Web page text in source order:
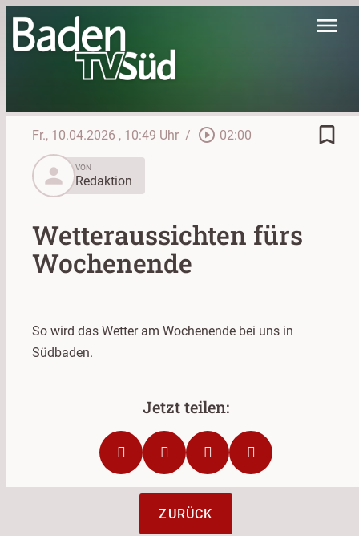
menu
Fr., 10.04.2026 , 10:49 Uhr / play_circle_outline 02:00
bookmark_border
person
VON
Redaktion
Wetteraussichten fürs
Wochenende
So wird das Wetter am Wochenende bei uns in
Südbaden.
ZURÜCK